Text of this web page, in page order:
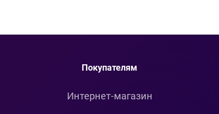
Покупателям
Интернет-магазин